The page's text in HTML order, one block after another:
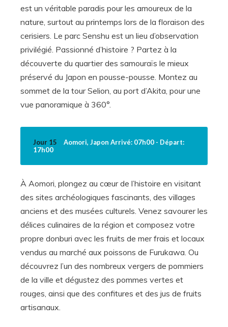
est un véritable paradis pour les amoureux de la
nature, surtout au printemps lors de la floraison des
cerisiers. Le parc Senshu est un lieu d’observation
privilégié. Passionné d’histoire ? Partez à la
découverte du quartier des samouraïs le mieux
préservé du Japon en pousse-pousse. Montez au
sommet de la tour Selion, au port d’Akita, pour une
vue panoramique à 360°.
Jour 15
Aomori, Japon Arrivé: 07h00 - Départ:
17h00
À Aomori, plongez au cœur de l’histoire en visitant
des sites archéologiques fascinants, des villages
anciens et des musées culturels. Venez savourer les
délices culinaires de la région et composez votre
propre donburi avec les fruits de mer frais et locaux
vendus au marché aux poissons de Furukawa. Ou
découvrez l’un des nombreux vergers de pommiers
de la ville et dégustez des pommes vertes et
rouges, ainsi que des confitures et des jus de fruits
artisanaux.